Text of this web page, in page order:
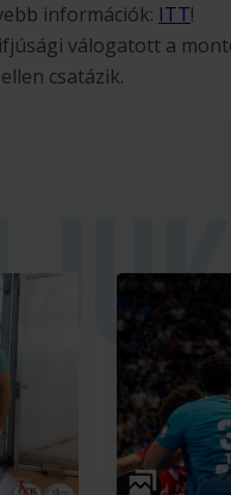
információk: ITT!
válogatott a
csatázik.
Galéria